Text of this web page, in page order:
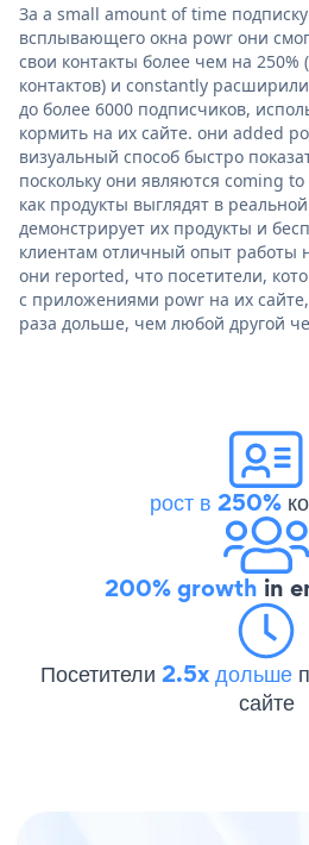
За a small amount of time
всплывающего окна powr они
свои контакты более чем на 250%
контактов) и constantly
до более 6000 подписчиков,
кормить на их сайте. они added
визуальный способ быстро
поскольку они являются coming
как продукты выглядят в
демонстрирует их продукты и
клиентам отличный опыт работы
они reported, что посетители,
с приложениями powr на их
раза дольше, чем любой другой
рост в 250%
200% growth in
Посетители 2.5x дольше
сайте